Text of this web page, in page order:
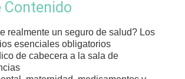
Contenido
realmente un seguro de salud? Los
esenciales obligatorios
de cabecera a la sala de